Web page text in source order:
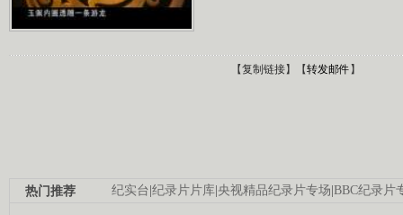
【复制链接】【转发邮件】
纪实台|纪录片片库|央视精品纪录片专场|BBC纪录片
热门推荐